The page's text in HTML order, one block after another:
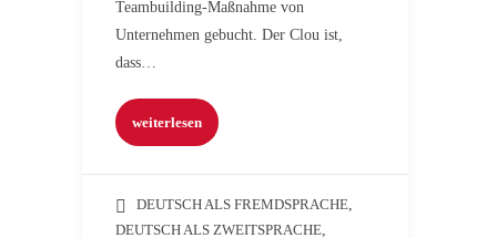
Teambuilding-Maßnahme von
Unternehmen gebucht. Der Clou ist,
dass…
weiterlesen
DEUTSCH ALS FREMDSPRACHE,
DEUTSCH ALS ZWEITSPRACHE,